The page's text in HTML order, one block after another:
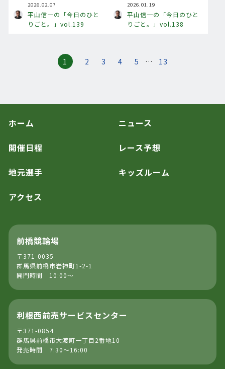
2026.02.07
平山信一の「今日のひと
りごと。」vol.139
2026.01.19
平山信一の「今日のひと
りごと。」vol.138
1 2 3 4 5 … 13
ホーム ニュース
開催日程 レース予想
地元選手 キッズルーム
アクセス
前橋競輪場
〒371-0035
群馬県前橋市岩神町1-2-1
開門時間 10:00～
利根西前売サービスセンター
〒371-0854
群馬県前橋市大渡町一丁目2番地10
発売時間 7:30～16:00